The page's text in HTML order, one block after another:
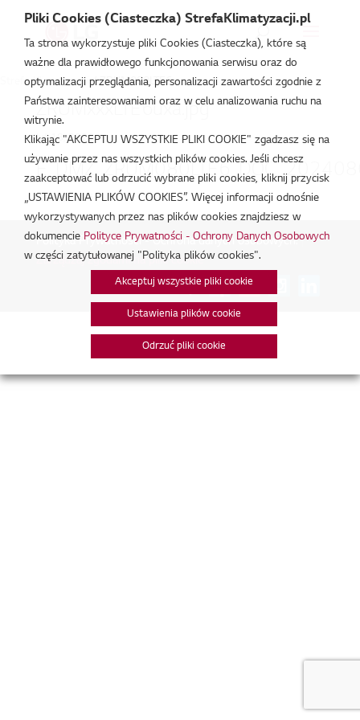
Strefa Klimatyzacji /ZRUM080LTE6
ZRUMxxxLTE6uxa.jpg
lut 18, 2026
lut 18, 2026
Polityka Prywatności - Ochrona danych osobowych.|
Zarządzaj zgodami na pliki cookie
Połącz:
Pliki Cookies (Ciasteczka) StrefaKlimatyzacji.pl
Ta strona wykorzystuje pliki Cookies (Ciasteczka), które są
ważne dla prawidłowego funkcjonowania serwisu oraz do
optymalizacji przeglądania, personalizacji zawartości zgodnie z
Państwa zainteresowaniami oraz w celu analizowania ruchu na
witrynie.
Klikając "AKCEPTUJ WSZYSTKIE PLIKI COOKIE" zgadzasz się na
używanie przez nas wszystkich plików cookies. Jeśli chcesz
zaakceptować lub odrzucić wybrane pliki cookies, kliknij przycisk
„USTAWIENIA PLIKÓW COOKIES”. Więcej informacji odnośnie
wykorzystywanych przez nas plików cookies znajdziesz w
dokumencie Polityce Prywatności - Ochrony Danych Osobowych
w części zatytułowanej "Polityka plików cookies".
Akceptuj wszystkie pliki cookie
Ustawienia plików cookie
Odrzuć pliki cookie